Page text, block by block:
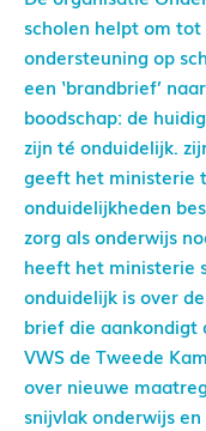
scholen helpt om
ondersteuning op
een ‘brandbrief’
boodschap: de
zijn té onduidelijk.
geeft het ministerie
onduidelijkheden
zorg als onderwijs
heeft het ministerie
onduidelijk is over
brief die aankondigt
VWS de Tweede
over nieuwe
snijvlak onderwijs